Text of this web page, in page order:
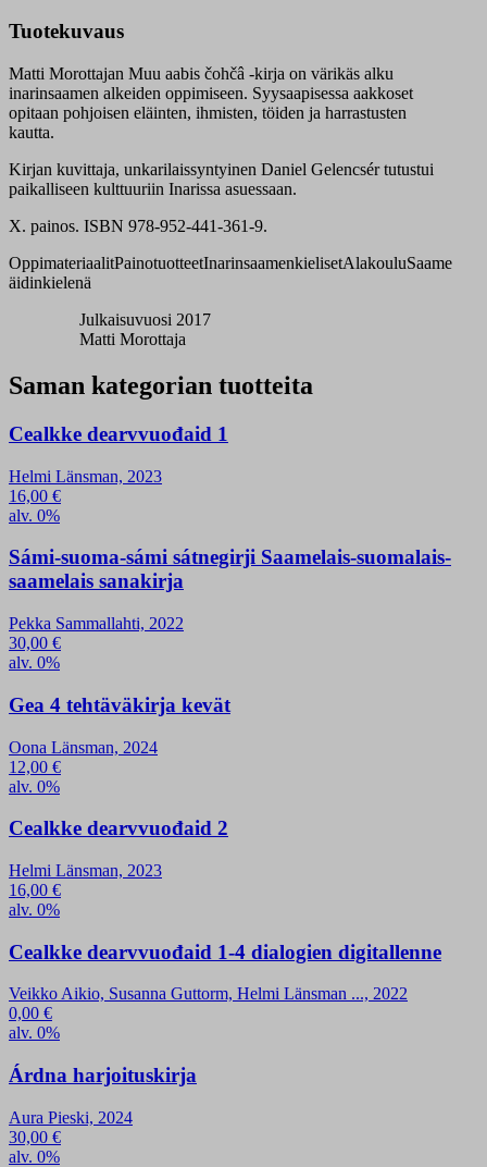
Tuotekuvaus
Matti Morottajan Muu aabis čohčâ -kirja on värikäs alku
inarinsaamen alkeiden oppimiseen. Syysaapisessa aakkoset
opitaan pohjoisen eläinten, ihmisten, töiden ja harrastusten
kautta.
Kirjan kuvittaja, unkarilaissyntyinen Daniel Gelencsér tutustui
paikalliseen kulttuuriin Inarissa asuessaan.
X. painos. ISBN 978-952-441-361-9.
OppimateriaalitPainotuotteetInarinsaamenkielisetAlakouluSaame
äidinkielenä
Julkaisuvuosi 2017
Matti Morottaja
Saman kategorian tuotteita
Cealkke dearvvuođaid 1
Helmi Länsman, 2023
16,00 €
alv. 0%
Sámi-suoma-sámi sátnegirji Saamelais-suomalais-
saamelais sanakirja
Pekka Sammallahti, 2022
30,00 €
alv. 0%
Gea 4 tehtäväkirja kevät
Oona Länsman, 2024
12,00 €
alv. 0%
Cealkke dearvvuođaid 2
Helmi Länsman, 2023
16,00 €
alv. 0%
Cealkke dearvvuođaid 1-4 dialogien digitallenne
Veikko Aikio, Susanna Guttorm, Helmi Länsman ..., 2022
0,00 €
alv. 0%
Árdna harjoituskirja
Aura Pieski, 2024
30,00 €
alv. 0%